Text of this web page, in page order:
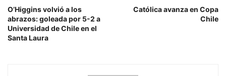
O’Higgins volvió a los
abrazos: goleada por 5-2 a
Universidad de Chile en el
Santa Laura
Católica avanza en Copa
Chile